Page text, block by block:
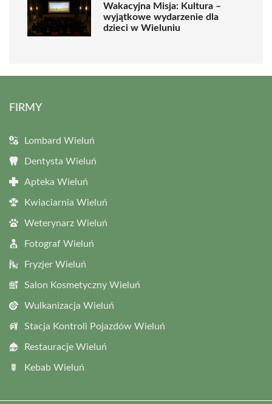
Wakacyjna Misja: Kultura –
wyjątkowe wydarzenie dla
dzieci w Wieluniu
FIRMY
Lombard Wieluń
Dentysta Wieluń
Apteka Wieluń
Kwiaciarnia Wieluń
Weterynarz Wieluń
Fotograf Wieluń
Fryzjer Wieluń
Salon Kosmetyczny Wieluń
Wulkanizacja Wieluń
Stacja Kontroli Pojazdów Wieluń
Restauracje Wieluń
Kebab Wieluń